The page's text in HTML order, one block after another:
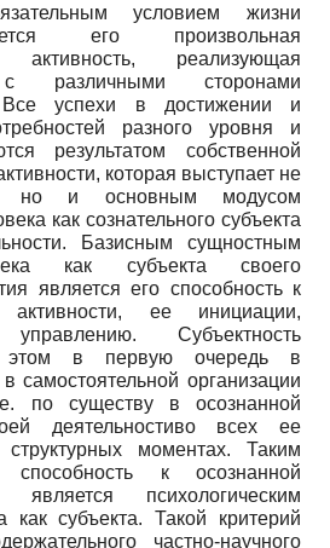
условием жизни
его произвольная
активность, реализующая
с различными сторонами
Все успехи в достижении и
разного уровня и
результатом собственной
которая выступает не
но и основным модусом
как сознательного субъекта
Базисным сущностным
как субъекта своего
является его способность к
активности, ее инициации,
Субъектность
этом в первую очередь в
самостоятельной организации
по существу в осознанной
деятельностиво всех ее
моментах. Таким
к осознанной
психологическим
как субъекта. Такой критерий
частно-научного